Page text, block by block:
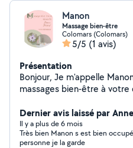
Manon
Massage bien-être
Colomars (Colomars)
5/5 (1 avis)
Présentation
Bonjour, Je m'appelle Manon, Je vous propose des
massages bien-être à
Suédois. Uniquement pour
Dernier avis laissé par
Il y a plus de 6 mois
Très bien Manon s est bien
personne je la garde